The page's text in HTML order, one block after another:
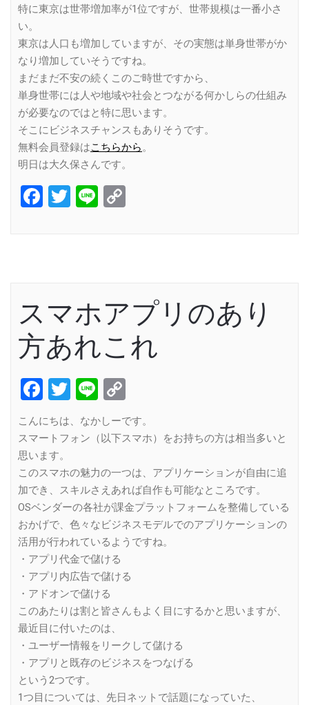
特に東京は世帯増加率が1位ですが、世帯規模は一番小さ
い。
東京は人口も増加していますが、その実態は単身世帯がか
なり増加していそうですね。
まだまだ不安の続くこのご時世ですから、
単身世帯には人や地域や社会とつながる何かしらの仕組み
が必要なのではと特に思います。
そこにビジネスチャンスもありそうです。
無料会員登録はこちらから。
明日は大久保さんです。
Facebook
Twitter
Line
スマホアプリのあり
方あれこれ
Facebook
Twitter
Line
Link
こんにちは、なかしーです。
スマートフォン（以下スマホ）をお持ちの方は相当多いと
思います。
このスマホの魅力の一つは、アプリケーションが自由に追
加でき、スキルさえあれば自作も可能なところです。
OSベンダーの各社が課金プラットフォームを整備している
おかげで、色々なビジネスモデルでのアプリケーションの
活用が行われているようですね。
・アプリ代金で儲ける
・アプリ内広告で儲ける
・アドオンで儲ける
このあたりは割と皆さんもよく目にするかと思いますが、
最近目に付いたのは、
・ユーザー情報をリークして儲ける
・アプリと既存のビジネスをつなげる
という2つです。
1つ目については、先日ネットで話題になっていた、